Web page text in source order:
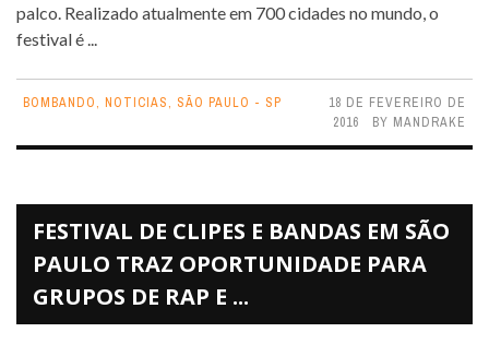
palco. Realizado atualmente em 700 cidades no mundo, o
festival é ...
BOMBANDO, NOTICIAS, SÃO PAULO - SP
18 DE FEVEREIRO DE
2016
BY MANDRAKE
FESTIVAL DE CLIPES E BANDAS EM SÃO
PAULO TRAZ OPORTUNIDADE PARA
GRUPOS DE RAP E ...